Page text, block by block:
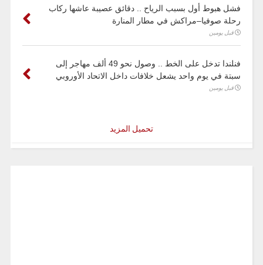
فشل هبوط أول بسبب الرياح .. دقائق عصيبة عاشها ركاب
رحلة صوفيا–مراكش في مطار المنارة
قبل يومين
فنلندا تدخل على الخط .. وصول نحو 49 ألف مهاجر إلى
سبتة في يوم واحد يشعل خلافات داخل الاتحاد الأوروبي
قبل يومين
تحميل المزيد